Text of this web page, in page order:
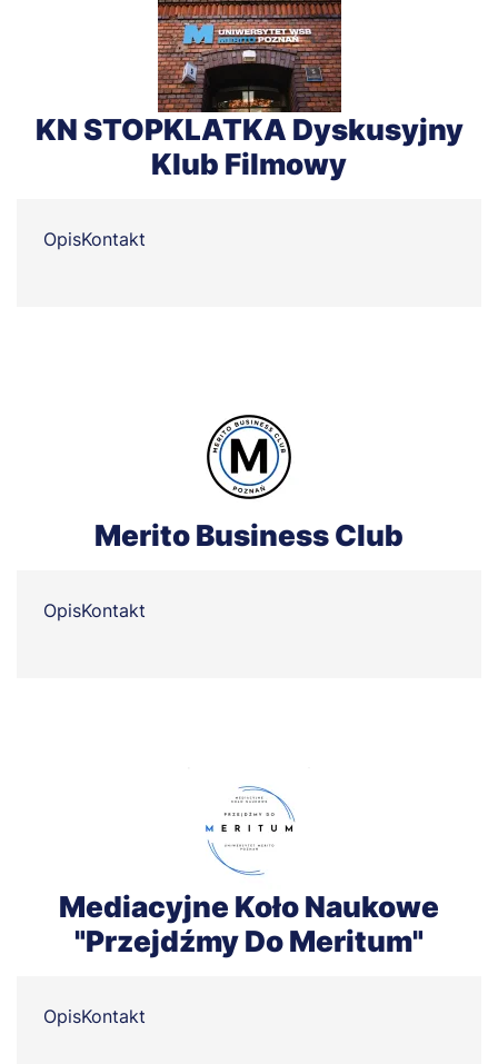
KN STOPKLATKA Dyskusyjny
Klub Filmowy
OpisKontakt
Merito Business Club
OpisKontakt
Mediacyjne Koło Naukowe
"Przejdźmy Do Meritum"
OpisKontakt